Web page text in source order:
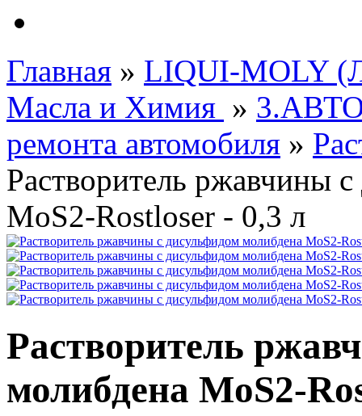
Главная » LIQUI-MOLY
Масла и Химия »
ремонта автомобиля »
Растворитель ржавчины
MoS2-Rostloser - 0,3 л
Растворитель
молибдена MoS2-